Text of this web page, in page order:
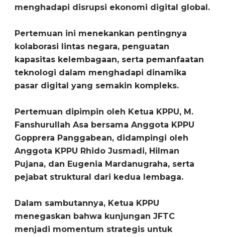
menghadapi disrupsi ekonomi digital global.
Pertemuan ini menekankan pentingnya
kolaborasi lintas negara, penguatan
kapasitas kelembagaan, serta pemanfaatan
teknologi dalam menghadapi dinamika
pasar digital yang semakin kompleks.
Pertemuan dipimpin oleh Ketua KPPU, M.
Fanshurullah Asa bersama Anggota KPPU
Gopprera Panggabean, didampingi oleh
Anggota KPPU Rhido Jusmadi, Hilman
Pujana, dan Eugenia Mardanugraha, serta
pejabat struktural dari kedua lembaga.
Dalam sambutannya, Ketua KPPU
menegaskan bahwa kunjungan JFTC
menjadi momentum strategis untuk